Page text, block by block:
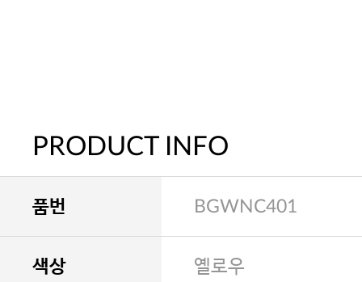
PRODUCT INFO
품번 BGWNC401
색상 옐로우